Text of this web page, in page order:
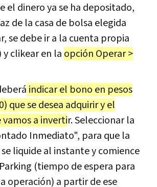
el dinero ya se ha depositado,
de la casa de bolsa elegida
se debe ir a la cuenta propia
y clikear en la opción Operar >
indicar el bono en pesos
que se desea adquirir y el
a invertir. Seleccionar la
Inmediato", para que la
liquide al instante y comience
(tiempo de espera para
operación) a partir de ese